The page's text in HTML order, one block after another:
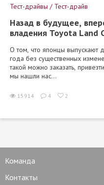
Тест-драйвы / Тест-драйв
Назад в будущее,
владения Toyota Land
О том, что японцы выпускают
года без существенных
такой можно заказать,
мы нашли нас...
15914 4 2
Команда
Контакты